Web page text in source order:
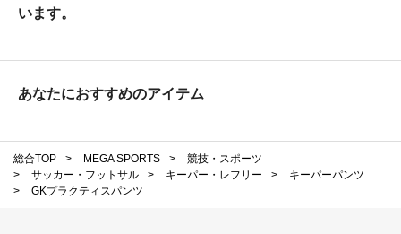
います。
あなたにおすすめのアイテム
総合TOP > MEGA SPORTS >
競技・スポーツ
>
サッカー・フットサル > キーパー・レフリー >
キーパーパンツ
>
GKプラクティスパンツ